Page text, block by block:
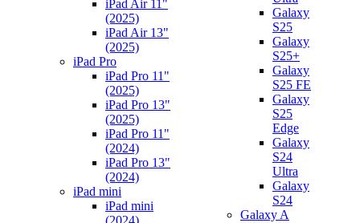
iPad Air 11"
(2025)
iPad Air 13"
(2025)
iPad Pro
iPad Pro 11"
(2025)
iPad Pro 13"
(2025)
iPad Pro 11"
(2024)
iPad Pro 13"
(2024)
iPad mini
iPad mini
(2024)
Galaxy
S25
Galaxy
S25+
Galaxy
S25 FE
Galaxy
S25
Edge
Galaxy
S24
Ultra
Galaxy
S24
Galaxy A